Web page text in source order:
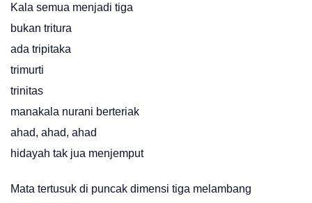
Kala semua menjadi tiga
bukan tritura
ada tripitaka
trimurti
trinitas
manakala nurani berteriak
ahad, ahad, ahad
hidayah tak jua menjemput
Mata tertusuk di puncak dimensi tiga melambang